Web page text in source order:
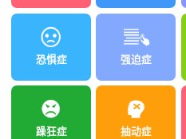
恐惧症 强迫症
躁狂症 抽动症